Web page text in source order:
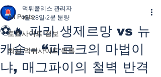
All Posts
토토사이트 정보
최신 먹튀사이트 목록
⚽️🔥 파리 생제르망 vs 뉴
캐슬 – “파르크의 마법이
냐, 매그파이의 철벽 반격
먹튀폴리스 관리자
1월 28일 2분 분량